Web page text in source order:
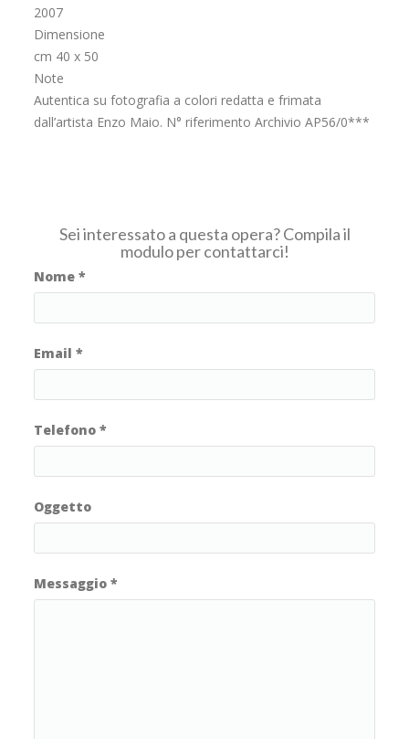
2007
Dimensione
cm 40 x 50
Note
Autentica su fotografia a colori redatta e frimata
dall’artista Enzo Maio. N° riferimento Archivio AP56/0***
Sei interessato a questa opera? Compila il
modulo per contattarci!
Nome *
Email *
Telefono *
Oggetto
Messaggio *